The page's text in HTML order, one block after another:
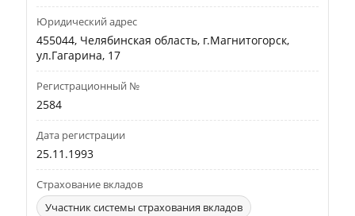
Юридический адрес
455044, Челябинская область, г.Магнитогорск,
ул.Гагарина, 17
Регистрационный №
2584
Дата регистрации
25.11.1993
Страхование вкладов
Участник системы страхования вкладов